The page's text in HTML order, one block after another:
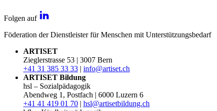
Folgen auf
Föderation der Dienstleister für Menschen mit Unterstützungsbedarf
ARTISET
Zieglerstrasse 53 | 3007 Bern
+41 31 385 33 33 | info@artiset.ch
ARTISET Bildung
hsl – Sozialpädagogik
Abendweg 1, Postfach | 6000 Luzern 6
+41 41 419 01 70 | hsl@artisetbildung.ch